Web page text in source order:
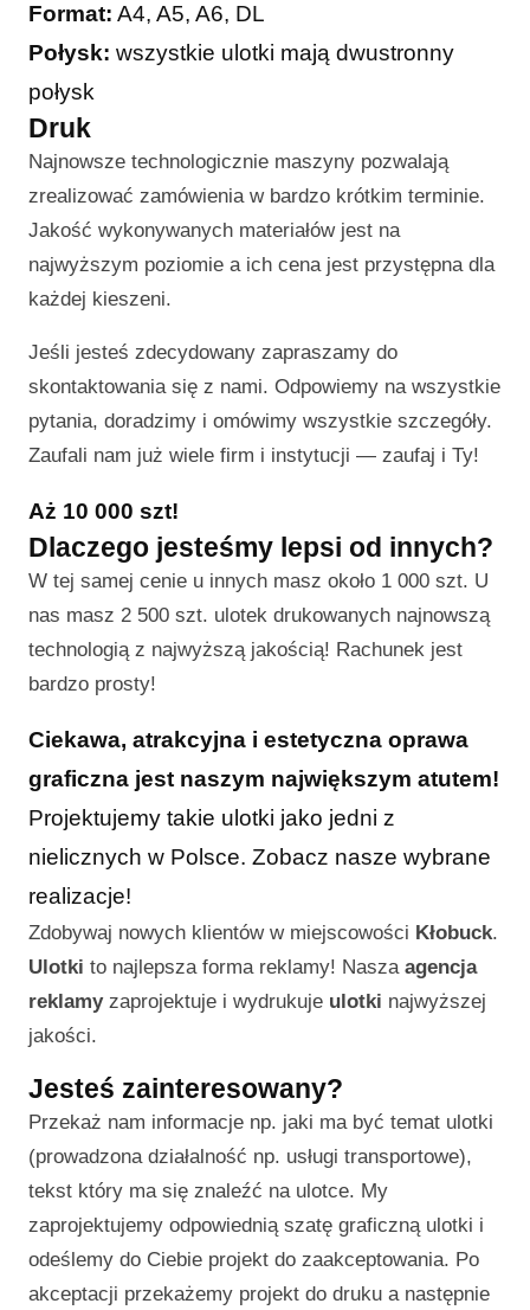
Format: A4, A5, A6, DL
Połysk: wszystkie ulotki mają dwustronny
połysk
Druk
Najnowsze technologicznie maszyny pozwalają
zrealizować zamówienia w bardzo krótkim terminie.
Jakość wykonywanych materiałów jest na
najwyższym poziomie a ich cena jest przystępna dla
każdej kieszeni.
Jeśli jesteś zdecydowany zapraszamy do
skontaktowania się z nami. Odpowiemy na wszystkie
pytania, doradzimy i omówimy wszystkie szczegóły.
Zaufali nam już wiele firm i instytucji — zaufaj i Ty!
Aż 10 000 szt!
Dlaczego jesteśmy lepsi od innych?
W tej samej cenie u innych masz około 1 000 szt. U
nas masz 2 500 szt. ulotek drukowanych najnowszą
technologią z najwyższą jakością! Rachunek jest
bardzo prosty!
Ciekawa, atrakcyjna i estetyczna oprawa
graficzna jest naszym największym atutem!
Projektujemy takie ulotki jako jedni z
nielicznych w Polsce. Zobacz nasze wybrane
realizacje!
Zdobywaj nowych klientów w miejscowości Kłobuck.
Ulotki to najlepsza forma reklamy! Nasza agencja
reklamyzaprojektuje i wydrukuje ulotki najwyższej
jakości.
Jesteś zainteresowany?
Przekaż nam informacje np. jaki ma być temat ulotki
(prowadzona działalność np. usługi transportowe),
tekst który ma się znaleźć na ulotce. My
zaprojektujemy odpowiednią szatę graficzną ulotki i
odeślemy do Ciebie projekt do zaakceptowania. Po
akceptacji przekażemy projekt do druku a następnie